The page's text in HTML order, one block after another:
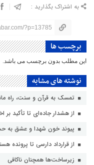
به اشتراک بگذارید :
?p=13785
برچسب ها
این مطلب بدون برچسب می باشد.
نوشته های مشابه
تمسک به قرآن و سنت، راه
از هشدار جاده‌ای تا تأکید بر
پیوند خون شهدا و عشق به
از قرارداد دارسی تا پرونده
زیرساخت‌ها همچنان ناکافی